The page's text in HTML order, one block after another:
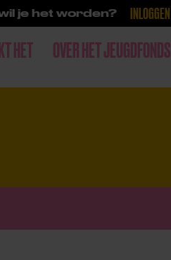
je het worden? INLOGGEN
HET OVER HET JEUGDFONDS